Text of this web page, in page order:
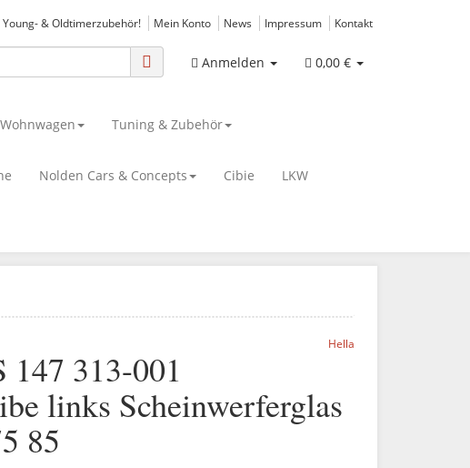
& Oldtimerzubehör! Mein Konto News Impressum Kontakt
Anmelden 0,00 €
Tuning & Zubehör
Nolden Cars & Concepts Cibie LKW
Hella
147 313-001
links Scheinwerferglas
85